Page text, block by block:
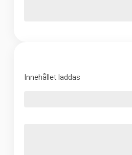
Innehållet laddas